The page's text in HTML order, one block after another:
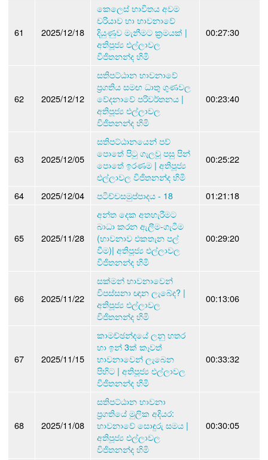
61 2025/12/18
කෙලෙස් භාවිතය අවම
චරියාව හා භාවනාවේ
දියුණුව මැනීමට ක්‍රමයක් |
අතිපූජ්‍ය එල්ලාවල
විජිතනන්ද හිමි
00:27:30
62 2025/12/12
සතිපට්ඨාන භාවනාවේ
ප්‍රගතිය සමඟ ධාතු ගුණවල
වේදනාවේ පරිවර්තනය |
අතිපූජ්‍ය එල්ලාවල
විජිතනන්ද හිමි
00:23:40
63 2025/12/05
සතිපට්ඨානයෙන් පව්
පොතේ පිටු ගැලවූ පසු පින්
පොතේ ඉරණම | අතිපූජ්‍ය
එල්ලාවල විජිතනන්ද හිමි
00:25:22
64 2025/12/04 පටිච්චසමුප්පාදය - 18 01:21:18
65 2025/11/28
අන්ත දෙක අතහැරීමට
බාධා කරන ඇලීම-ගැටීම
(භාවනාව එකතැන පල්
වීම)| අතිපූජ්‍ය එල්ලාවල
විජිතනන්ද හිමි
00:29:20
66 2025/11/22
සක්මන් භාවනාවෙන්
විපස්සනා ඥාන ලැබේද? |
අතිපූජ්‍ය එල්ලාවල
විජිතනන්ද හිමි
00:13:06
67 2025/11/15
කාමච්ඡන්දයේ ලනු හතර
හා ඉන් 3ක් කෑවත්
භාවනාවෙන් ලැබෙන
පිහිට | අතිපූජ්‍ය එල්ලාවල
විජිතනන්ද හිමි
00:33:32
68 2025/11/08
සතිපට්ඨාන භාවනා
ප්‍රගතියේ මුලික අදියර:
භාවනාවේ සොඳුරු සමය |
අතිපූජ්‍ය එල්ලාවල
විජිතනන්ද හිමි
00:30:05